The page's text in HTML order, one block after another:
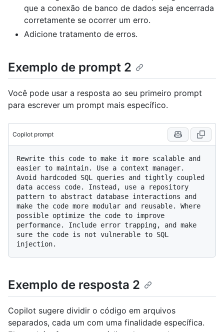
que a conexão de banco de dados seja encerrada
corretamente se ocorrer um erro.
Adicione tratamento de erros.
Exemplo de prompt 2
Você pode usar a resposta ao seu primeiro prompt
para escrever um prompt mais específico.
Copilot prompt
Rewrite this code to make it more scalable and
easier to maintain. Use a context manager.
Avoid hardcoded SQL queries and tightly coupled
data access code. Instead, use a repository
pattern to abstract database interactions and
make the code more modular and reusable. Where
possible optimize the code to improve
performance. Include error trapping, and make
sure the code is not vulnerable to SQL
Exemplo de resposta 2
Copilot sugere dividir o código em arquivos
separados, cada um com uma finalidade específica.